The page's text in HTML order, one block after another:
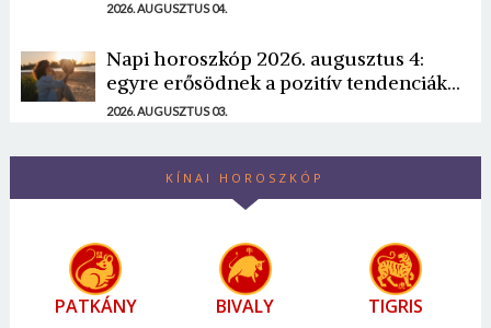
2026. AUGUSZTUS 04.
Napi horoszkóp 2026. augusztus 4:
egyre erősödnek a pozitív tendenciák...
2026. AUGUSZTUS 03.
KÍNAI HOROSZKÓP
PATKÁNY BIVALY TIGRIS